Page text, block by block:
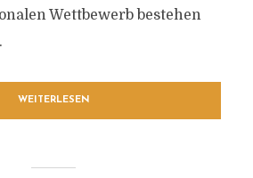
Wettbewerb bestehen
WEITERLESEN